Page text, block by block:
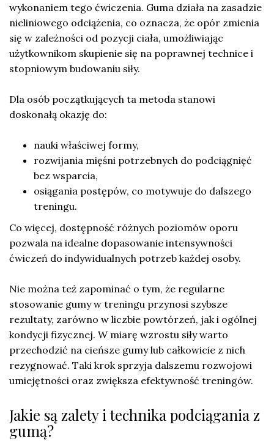
wykonaniem tego ćwiczenia. Guma działa na zasadzie
nieliniowego odciążenia, co oznacza, że opór zmienia
się w zależności od pozycji ciała, umożliwiając
użytkownikom skupienie się na poprawnej technice i
stopniowym budowaniu siły.
Dla osób początkujących ta metoda stanowi
doskonałą okazję do:
nauki właściwej formy,
rozwijania mięśni potrzebnych do podciągnięć
bez wsparcia,
osiągania postępów, co motywuje do dalszego
treningu.
Co więcej, dostępność różnych poziomów oporu
pozwala na idealne dopasowanie intensywności
ćwiczeń do indywidualnych potrzeb każdej osoby.
Nie można też zapominać o tym, że regularne
stosowanie gumy w treningu przynosi szybsze
rezultaty, zarówno w liczbie powtórzeń, jak i ogólnej
kondycji fizycznej. W miarę wzrostu siły warto
przechodzić na cieńsze gumy lub całkowicie z nich
rezygnować. Taki krok sprzyja dalszemu rozwojowi
umiejętności oraz zwiększa efektywność treningów.
Jakie są zalety i technika podciągania z
gumą?